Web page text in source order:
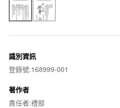
識別資訊
登錄號:168999-001
著作者
責任者:禮部